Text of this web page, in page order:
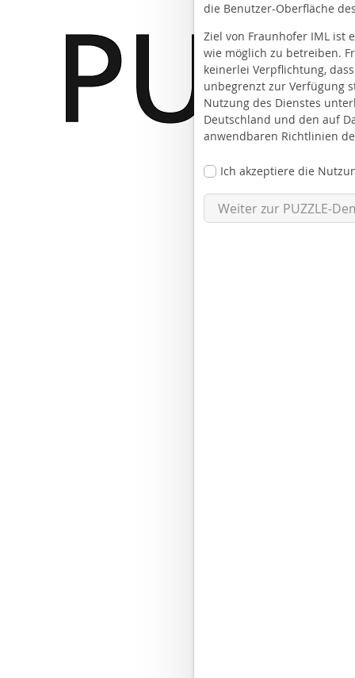
die Benutzer-Oberfläche
Ziel von Fraunhofer IML ist
wie möglich zu betreiben.
keinerlei Verpflichtung,
unbegrenzt zur Verfügung
Nutzung des Dienstes
Deutschland und den auf
anwendbaren Richtlinien
Ich akzeptiere die
Weiter zur PUZZLE-